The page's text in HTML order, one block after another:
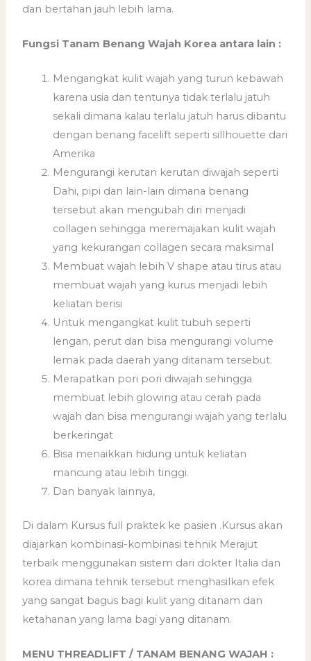
dan bertahan jauh lebih lama.
Fungsi Tanam Benang Wajah Korea antara lain :
Mengangkat kulit wajah yang turun kebawah
karena usia dan tentunya tidak terlalu jatuh
sekali dimana kalau terlalu jatuh harus dibantu
dengan benang facelift seperti sillhouette dari
Amerika
Mengurangi kerutan kerutan diwajah seperti
Dahi, pipi dan lain-lain dimana benang
tersebut akan mengubah diri menjadi
collagen sehingga meremajakan kulit wajah
yang kekurangan collagen secara maksimal
Membuat wajah lebih V shape atau tirus atau
membuat wajah yang kurus menjadi lebih
keliatan berisi
Untuk mengangkat kulit tubuh seperti
lengan, perut dan bisa mengurangi volume
lemak pada daerah yang ditanam tersebut.
Merapatkan pori pori diwajah sehingga
membuat lebih glowing atau cerah pada
wajah dan bisa mengurangi wajah yang terlalu
berkeringat
Bisa menaikkan hidung untuk keliatan
mancung atau lebih tinggi.
Dan banyak lainnya,
Di dalam Kursus full praktek ke pasien .Kursus akan
diajarkan kombinasi-kombinasi tehnik Merajut
terbaik menggunakan sistem dari dokter Italia dan
korea dimana tehnik tersebut menghasilkan efek
yang sangat bagus bagi kulit yang ditanam dan
ketahanan yang lama bagi yang ditanam.
MENU THREADLIFT / TANAM BENANG WAJAH :